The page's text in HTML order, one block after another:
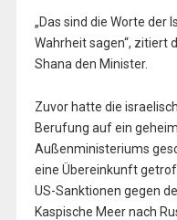
„Das sind die Worte der
Wahrheit sagen“, zitiert
Shana den Minister.
Zuvor hatte die
Berufung auf ein
Außenministeriums
eine Übereinkunft
US-Sanktionen gegen
Kaspische Meer nach